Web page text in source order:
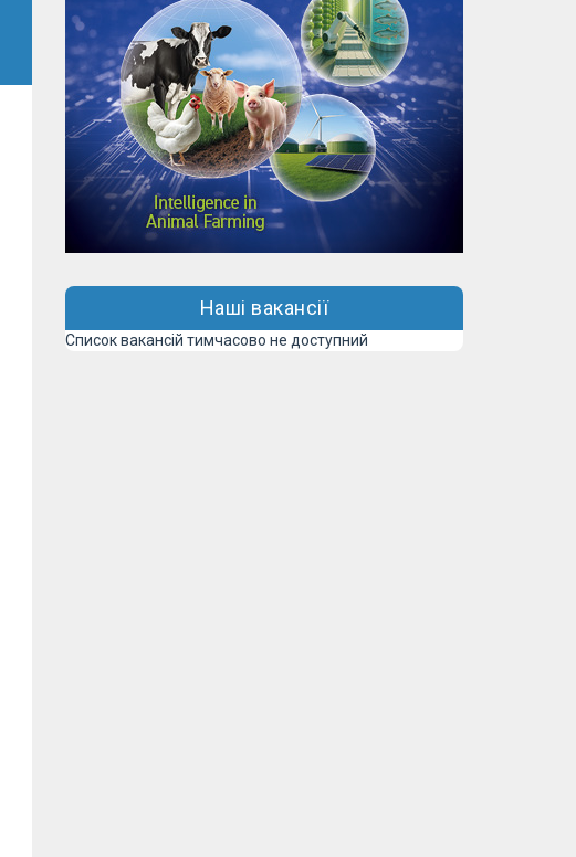
Наші вакансії
Список вакансій тимчасово не доступний